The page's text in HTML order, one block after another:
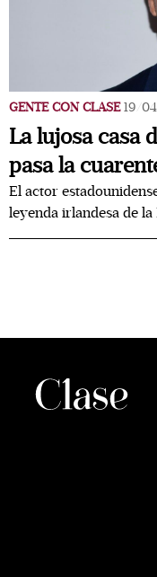
GENTE CON CLASE 19/
La lujosa casa
pasa la
El actor
leyenda irlandesa de